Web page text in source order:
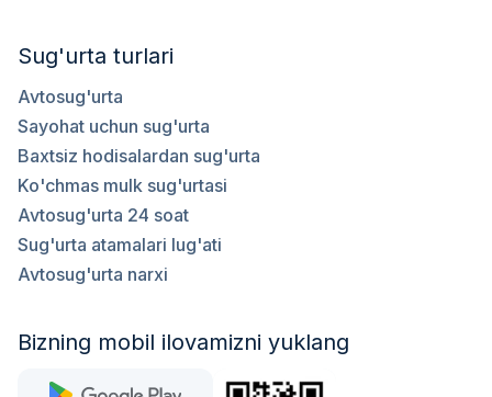
Sug'urta turlari
Avtosug'urta
Sayohat uchun sug'urta
Baxtsiz hodisalardan sug'urta
Ko'chmas mulk sug'urtasi
Avtosug'urta 24 soat
Sug'urta atamalari lug'ati
Avtosug'urta narxi
Bizning mobil ilovamizni yuklang